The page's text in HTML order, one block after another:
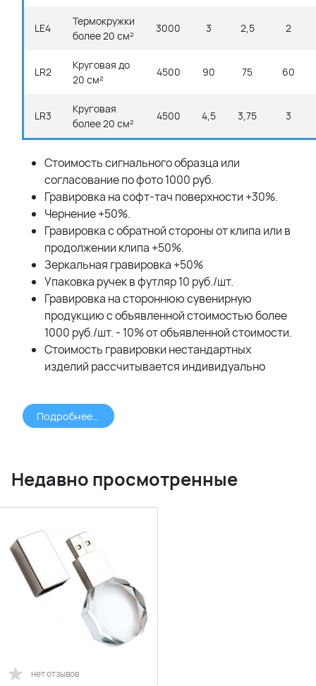
LE4
Термокружки
более 20 см²
3000 3 2,5 2
LR2
Круговая до
20 см²
4500 90 75 60
LR3
Круговая
более 20 см²
4500 4,5 3,75 3
Стоимость сигнального образца или
согласование по фото 1000 руб.
Гравировка на софт-тач поверхности +30%.
Чернение +50%.
Гравировка с обратной стороны от клипа или в
продолжении клипа +50%.
Зеркальная гравировка +50%
Упаковка ручек в футляр 10 руб./шт.
Гравировка на стороннюю сувенирную
продукцию с объявленной стоимостью более
1000 руб./шт. - 10% от объявленной стоимости.
Стоимость гравировки нестандартных
изделий рассчитывается индивидуально
Подробнее >>>
Недавно просмотренные
нет отзывов